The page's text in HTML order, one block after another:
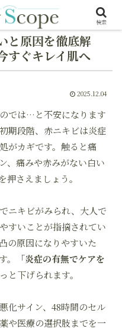
と原因を徹底解
すぐキレイ肌へ
2025.12.04
では…と不安になります
期段階、赤ニキビは炎症
がカギです。触ると痛
、痛みや赤みがない白い
押さえましょう。
ニキビがみられ、大人で
すいことが指摘されてい
の原因になりやすいた
「炎症の有無でケアを
と下げられます。
化サイン、48時間のセル
や医療の選択肢までを一
検索